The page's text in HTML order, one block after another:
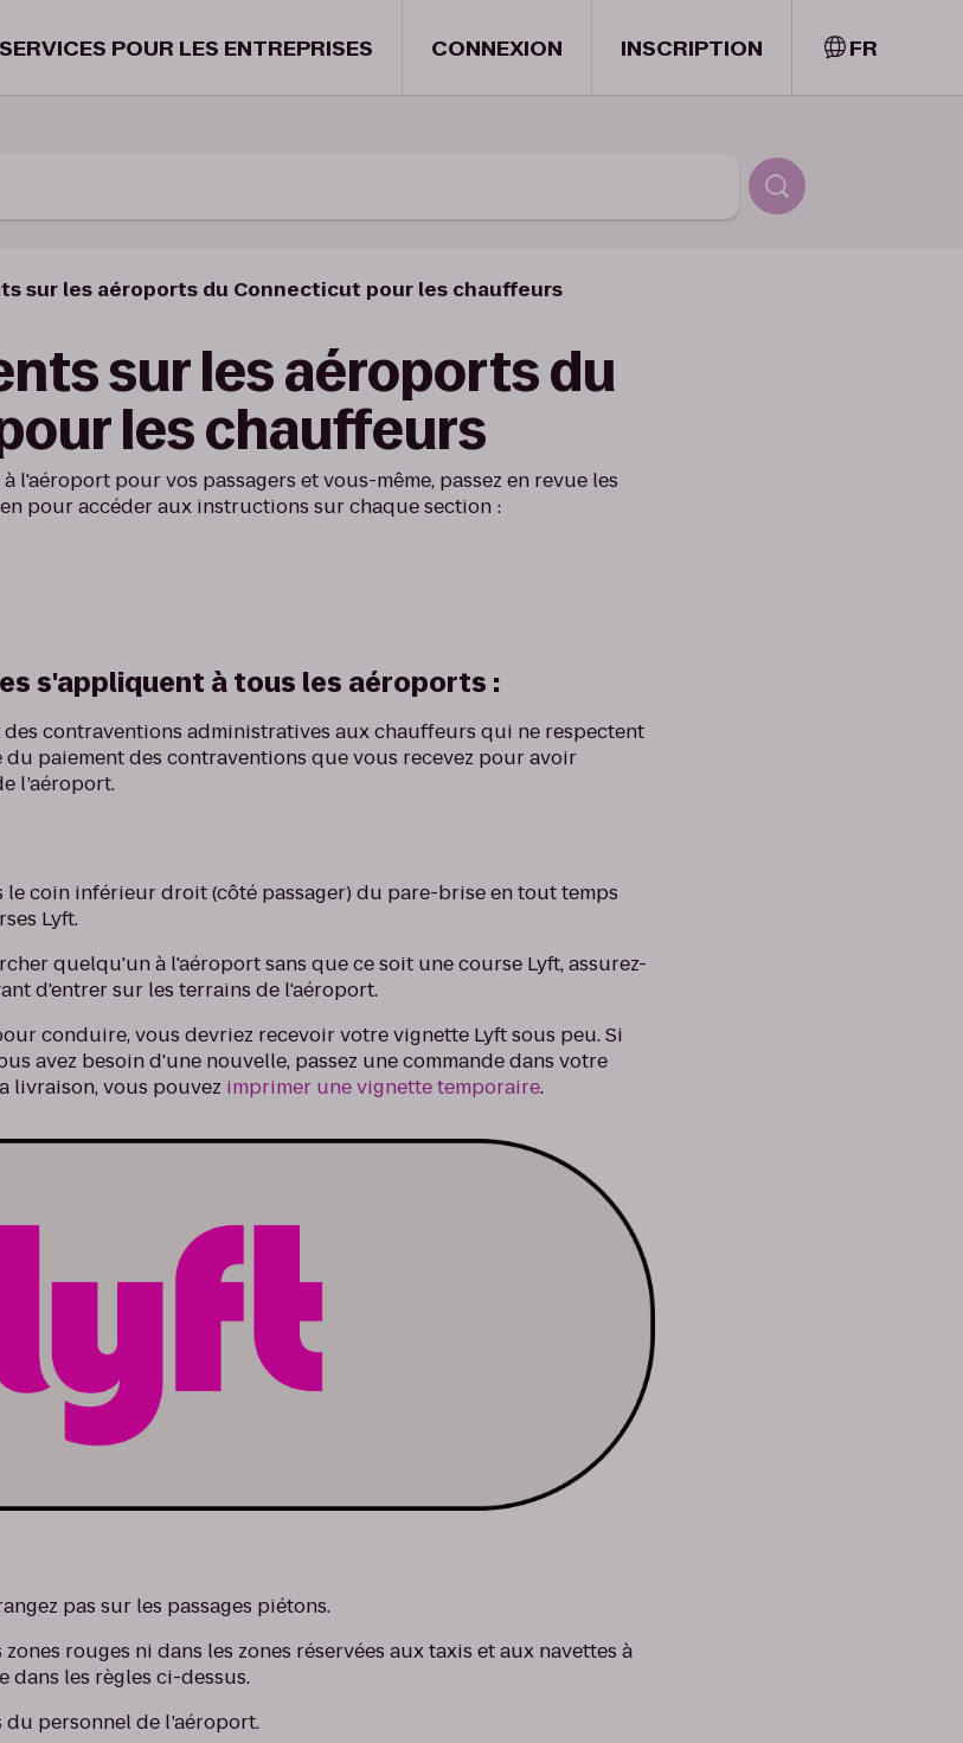
SERVICES POUR LES ENTREPRISES CONNEXION INSCRIPTION FR
sur les aéroports du Connecticut pour les chauffeurs
sur les aéroports du
les chauffeurs
l'aéroport pour vos passagers et vous-même, passez en revue les
pour accéder aux instructions sur chaque section :
s'appliquent à tous les aéroports :
contraventions administratives aux chauffeurs qui ne respectent
du paiement des contraventions que vous recevez pour avoir
l’aéroport.
le coin inférieur droit (côté passager) du pare-brise en tout temps
Lyft.
quelqu'un à l'aéroport sans que ce soit une course Lyft, assurez-
d'entrer sur les terrains de l'aéroport.
conduire, vous devriez recevoir votre vignette Lyft sous peu. Si
avez besoin d'une nouvelle, passez une commande dans votre
livraison, vous pouvez imprimer une vignette temporaire.
pas sur les passages piétons.
rouges ni dans les zones réservées aux taxis et aux navettes à
les règles ci-dessus.
personnel de l’aéroport.